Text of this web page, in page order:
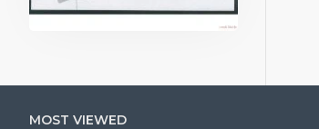
MOST VIEWED